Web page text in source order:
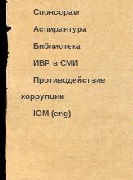
Спонсорам
Аспирантура
Библиотека
ИВР в СМИ
Противодействие
коррупции
IOM (eng)